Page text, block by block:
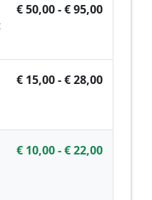
€ 50,00 - € 95,00
€ 15,00 - € 28,00
€ 10,00 - € 22,00